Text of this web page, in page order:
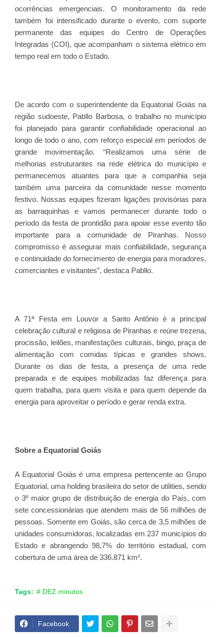
ocorrências emergenciais. O monitoramento da rede
também foi intensificado durante o evento, com suporte
permanente das equipes do Centro de Operações
Integradas (COI), que acompanham o sistema elétrico em
tempo real em todo o Estado.
De acordo com o superintendente da Equatorial Goiás na
região sudoeste, Pabllo Barbosa, o trabalho no município
foi planejado para garantir confiabilidade operacional ao
longo de todo o ano, com reforço especial em períodos de
grande movimentação. “Realizamos uma série de
melhorias estruturantes na rede elétrica do município e
permanecemos atuantes para que a companhia seja
também uma parceira da comunidade nesse momento
festivo. Nossas equipes fizeram ligações provisórias para
as barraquinhas e vamos permanecer durante todo o
período da festa de prontidão para apoiar esse evento tão
importante para a comunidade de Piranhas. Nosso
compromisso é assegurar mais confiabilidade, segurança
e continuidade do fornecimento de energia para moradores,
comerciantes e visitantes”, destaca Pabllo.
A 71ª Festa em Louvor a Santo Antônio é a principal
celebração cultural e religiosa de Piranhas e reúne trezena,
procissão, leilões, manifestações culturais, bingo, praça de
alimentação com comidas típicas e grandes shows.
Durante os dias de festa, a presença de uma rede
preparada e de equipes mobilizadas faz diferença para
quem trabalha, para quem visita e para quem depende da
energia para aproveitar o período e gerar renda extra.
Sobre a Equatorial Goiás
A Equatorial Goiás é uma empresa pertencente ao Grupo
Equatorial, uma holding brasileira do setor de utilities, sendo
o 3º maior grupo de distribuição de energia do País, com
sete concessionárias que atendem mais de 56 milhões de
pessoas. Somente em Goiás, são cerca de 3,5 milhões de
unidades consumidoras, localizadas em 237 municípios do
Estado e abrangendo 98,7% do território estadual, com
cobertura de uma área de 336.871 km².
Tags: # DEZ minutos
Facebook